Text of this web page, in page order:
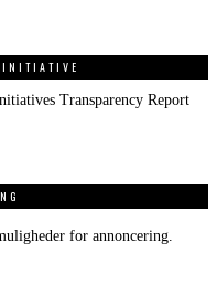
INITIATIVE
Transparency Report
for annoncering.